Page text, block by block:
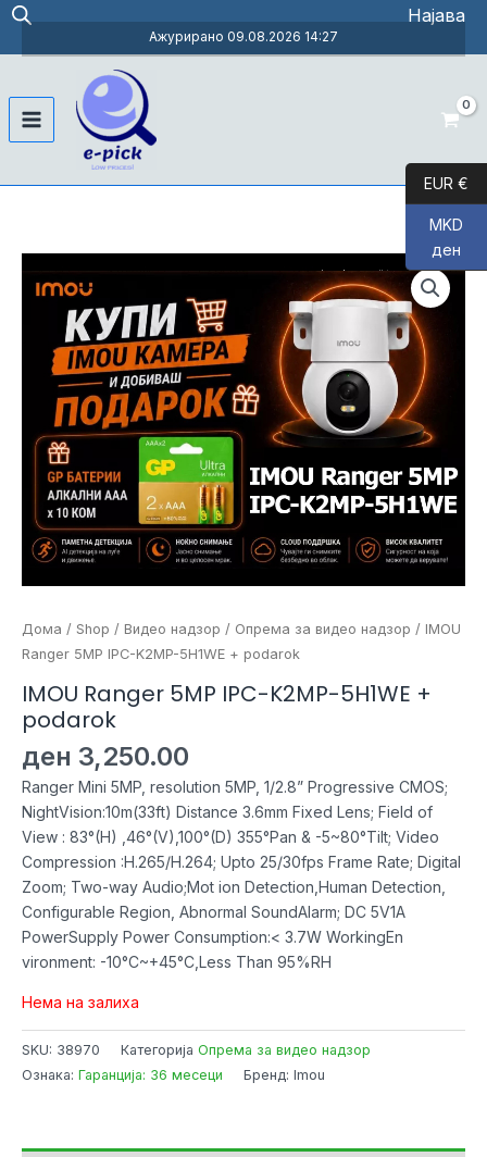
Skip
content
Најава
Ажурирано 09.08.2026 14:27
Main
Дома / Shop / Видео надзор / Опрема за видео надзор / IMOU
Ranger 5MP IPC-K2MP-5H1WE + podarok
IMOU Ranger 5MP IPC-K2MP-5H1WE +
podarok
ден 3,250.00
Ranger Mini 5MP, resolution 5MP, 1/2.8” Progressive CMOS;
NightVision:10m(33ft) Distance 3.6mm Fixed Lens; Field of
View : 83°(H) ,46°(V),100°(D) 355°Pan & -5~80°Tilt; Video
Compression :H.265/H.264; Upto 25/30fps Frame Rate; Digital
Zoom; Two-way Audio;Mot ion Detection,Human Detection,
Configurable Region, Abnormal SoundAlarm; DC 5V1A
PowerSupply Power Consumption:< 3.7W WorkingEn
vironment: -10°C~+45°C,Less Than 95%RH
Нема на залиха
SKU: 38970 Категорија Опрема за видео надзор
Ознака: Гаранција: 36 месеци Бренд: Imou
EUR €
MKD
ден